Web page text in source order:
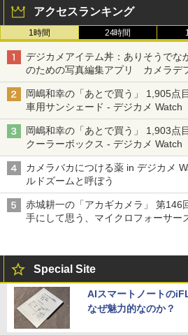
アクセスランキング
1時間 24時間
デジカメアイテム丼：ありそうでな
のための写真編集アプリ カメラデ
る「Filmator」
岡嶋和幸の「あとで買う」 1,905点
車用サンシェード - デジカメ Watch
岡嶋和幸の「あとで買う」 1,903点
クーラーボックス - デジカメ Watch
カメラバカにつける薬 in デジカメ
ルドズームと呼ぼう
赤城耕一の「アカギカメラ」 第146
手にして思う、マイクロフォーサ
Special Site
AIスマートノートの
なぜ魅力的なのか？